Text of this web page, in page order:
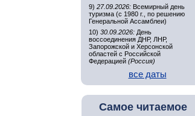
9) 27.09.2026: Всемирный день
туризма (с 1980 г., по решению
Генеральной Ассамблеи)
10) 30.09.2026: День
воссоединения ДНР, ЛНР,
Запорожской и Херсонской
областей с Российской
Федерацией (Россия)
все даты
Самое читаемое